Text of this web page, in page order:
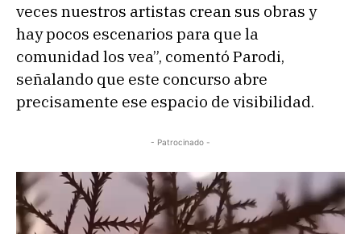
veces nuestros artistas crean sus obras y
hay pocos escenarios para que la
comunidad los vea”, comentó Parodi,
señalando que este concurso abre
precisamente ese espacio de visibilidad.
- Patrocinado -